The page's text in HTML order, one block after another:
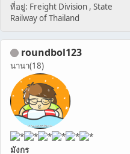
ที่อยู่: Freight Division , State
Railway of Thailand
roundbol123
นานา(18)
มังกร